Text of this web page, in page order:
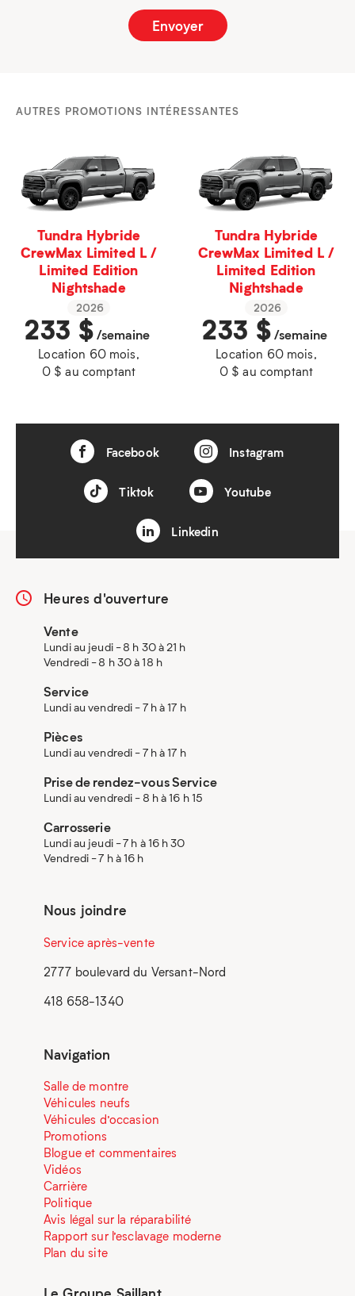
AUTRES PROMOTIONS INTÉRESSANTES
Tundra Hybride
CrewMax Limited L /
Limited Edition
Nightshade
2026
233 $/semaine
Location 60 mois,
0 $ au comptant
Tundra Hybride
CrewMax Limited L /
Limited Edition
Nightshade
2026
233 $/semaine
Location 60 mois,
0 $ au comptant
Facebook Instagram
Tiktok Youtube
Linkedin
Heures d'ouverture
Vente
Lundi au jeudi - 8 h 30 à 21 h
Vendredi - 8 h 30 à 18 h
Service
Lundi au vendredi - 7 h à 17 h
Pièces
Lundi au vendredi - 7 h à 17 h
Prise de rendez-vous Service
Lundi au vendredi - 8 h à 16 h 15
Carrosserie
Lundi au jeudi - 7 h à 16 h 30
Vendredi - 7 h à 16 h
Nous joindre
Service après-vente
2777 boulevard du Versant-Nord
418 658-1340
Navigation
Salle de montre
Véhicules neufs
Véhicules d’occasion
Promotions
Blogue et commentaires
Vidéos
Carrière
Politique
Avis légal sur la réparabilité
Rapport sur l’esclavage moderne
Plan du site